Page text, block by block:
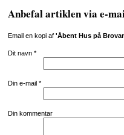
Anbefal artiklen via e-
Email en kopi af 'Åbent Hus på
Dit navn *
Din e-mail *
Din kommentar